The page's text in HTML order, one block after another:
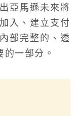
亞馬遜未來將
入、建立支付
部完整的、透
一部分。